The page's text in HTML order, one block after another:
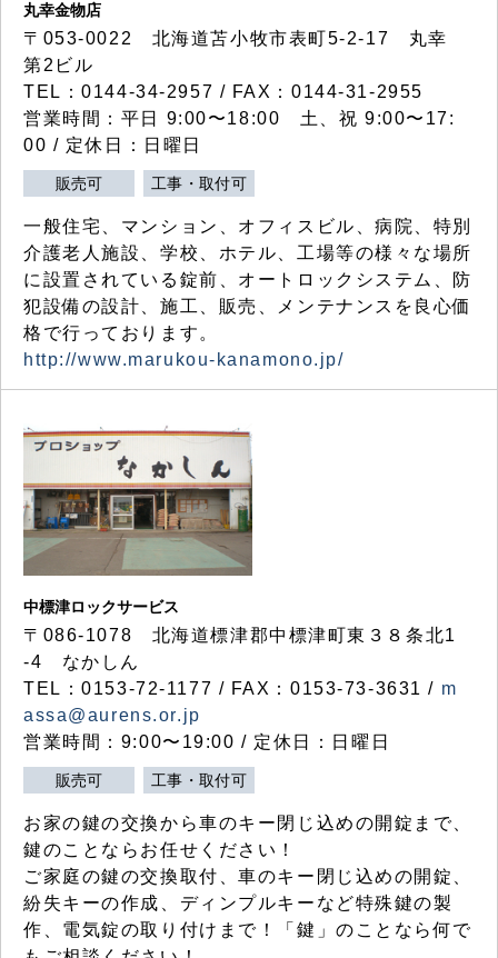
丸幸金物店
〒053-0022 北海道苫小牧市表町5-2-17 丸幸
第2ビル
TEL：0144-34-2957 / FAX：0144-31-2955
営業時間：平日 9:00〜18:00 土、祝 9:00〜17:
00 / 定休日：日曜日
販売可 工事・取付可
一般住宅、マンション、オフィスビル、病院、特別
介護老人施設、学校、ホテル、工場等の様々な場所
に設置されている錠前、オートロックシステム、防
犯設備の設計、施工、販売、メンテナンスを良心価
格で行っております。
http://www.marukou-kanamono.jp/
中標津ロックサービス
〒086-1078 北海道標津郡中標津町東３８条北1
-4 なかしん
TEL：0153-72-1177 / FAX：0153-73-3631 / m
assa@aurens.or.jp
営業時間：9:00〜19:00 / 定休日：日曜日
販売可 工事・取付可
お家の鍵の交換から車のキー閉じ込めの開錠まで、
鍵のことならお任せください！
ご家庭の鍵の交換取付、車のキー閉じ込めの開錠、
紛失キーの作成、ディンプルキーなど特殊鍵の製
作、電気錠の取り付けまで！「鍵」のことなら何で